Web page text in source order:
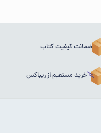
ضمانت کیفیت کتاب
خرید مستقیم از ریباکس